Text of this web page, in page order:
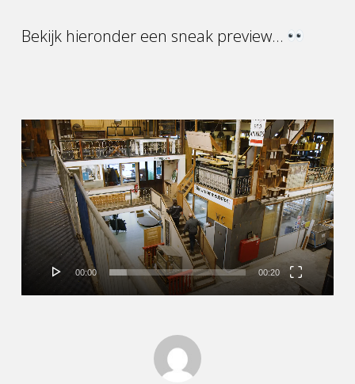
Bekijk hieronder een sneak preview…
Videospeler
00:00 00:20